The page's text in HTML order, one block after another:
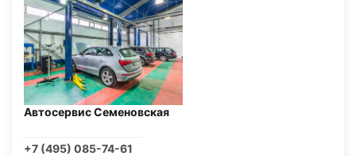
Автосервис Семеновская
+7 (495) 085-74-61